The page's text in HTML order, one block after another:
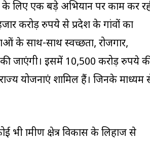
के लिए एक बड़े अभियान पर काम कर
करोड़ रुपये से प्रदेश के गांवों का
के साथ-साथ स्वच्छता, रोजगार,
जाएंगी। इसमें 10,500 करोड़ रुपये
योजनाएं शामिल हैं। जिनके माध्यम
भी ग्रामीण क्षेत्र विकास के लिहाज से